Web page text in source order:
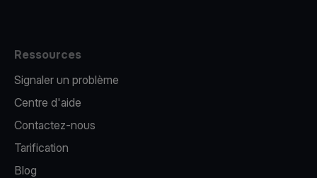
Ressources
Signaler un problème
Centre d'aide
Contactez-nous
Tarification
Blog